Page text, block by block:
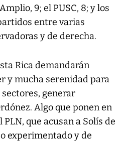
9; el PUSC, 8; y los
entre varias
y de derecha.
Rica demandarán
y mucha serenidad para
generar
Algo que ponen en
que acusan a Solís de
experimentado y de